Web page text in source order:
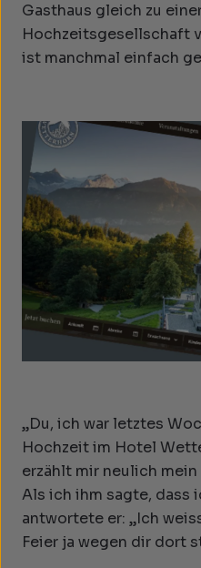
Gasthaus gleich zu
Hochzeitsgesellschaft
ist manchmal einfach
„Du, ich war letztes
Hochzeit im Hotel
erzählt mir neulich
Als ich ihm sagte, dass
antwortete er: „Ich
Feier ja wegen dir dort